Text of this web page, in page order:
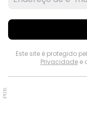
Este site é protegido
Privacidadee
PUB.